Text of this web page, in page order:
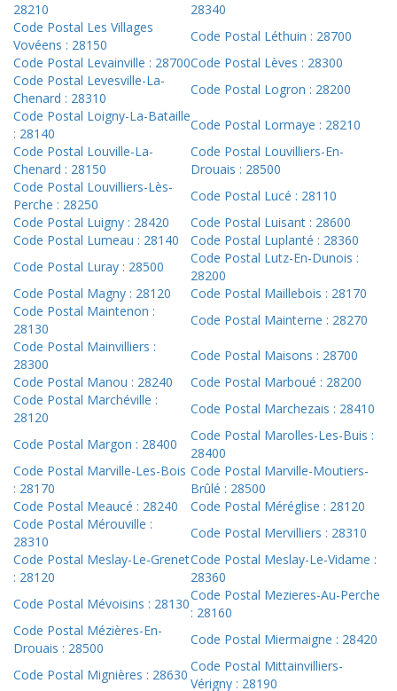
28210
28340
Code Postal Les Villages
Vovéens : 28150
Code Postal Léthuin : 28700
Code Postal Levainville : 28700Code Postal Lèves : 28300
Code Postal Levesville-La-
Chenard : 28310
Code Postal Logron : 28200
Code Postal Loigny-La-Bataille
: 28140
Code Postal Lormaye : 28210
Code Postal Louville-La-
Chenard : 28150
Code Postal Louvilliers-En-
Drouais : 28500
Code Postal Louvilliers-Lès-
Perche : 28250
Code Postal Lucé : 28110
Code Postal Luigny : 28420
Code Postal Luisant : 28600
Code Postal Lumeau : 28140
Code Postal Luplanté : 28360
Code Postal Luray : 28500
Code Postal Lutz-En-Dunois :
28200
Code Postal Magny : 28120
Code Postal Maillebois : 28170
Code Postal Maintenon :
28130
Code Postal Mainterne : 28270
Code Postal Mainvilliers :
28300
Code Postal Maisons : 28700
Code Postal Manou : 28240
Code Postal Marboué : 28200
Code Postal Marchéville :
28120
Code Postal Marchezais : 28410
Code Postal Margon : 28400
Code Postal Marolles-Les-Buis :
28400
Code Postal Marville-Les-Bois
: 28170
Code Postal Marville-Moutiers-
Brûlé : 28500
Code Postal Meaucé : 28240
Code Postal Méréglise : 28120
Code Postal Mérouville :
28310
Code Postal Mervilliers : 28310
Code Postal Meslay-Le-Grenet
: 28120
Code Postal Meslay-Le-Vidame :
28360
Code Postal Mévoisins : 28130
Code Postal Mezieres-Au-Perche
: 28160
Code Postal Mézières-En-
Drouais : 28500
Code Postal Miermaigne : 28420
Code Postal Mignières : 28630
Code Postal Mittainvilliers-
Vérigny : 28190